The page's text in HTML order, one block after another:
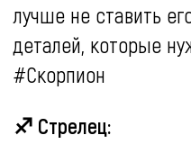
лучше не ставить
деталей, которые
#Скорпион
♐ Стрелец: